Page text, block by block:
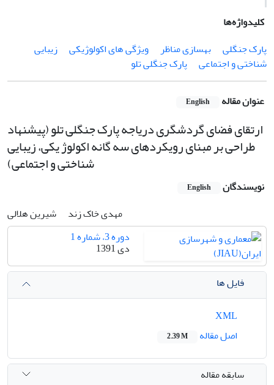
کلیدواژه‌ها
پارک جنگلی
بهسازی مناظر ویژگی های اکولوژیکی
زیبایی
شناختی و اجتماعی
پارک جنگلی تلو
عنوان مقاله English
ارتقای فضای گردشگری دریاجه پارک جنگلی تلو (پیشنهاد
طراحی بر مبنای رویکردهای سه گانه اکولوژ یکی، زیبایی
شناختی و اجتماعی)
نویسندگان English
مهدی خاک زند
شیرین هلالی
دوره 3، شماره 1
دی 1391
فایل ها
اصل مقاله
2.39 M
سابقه مقاله